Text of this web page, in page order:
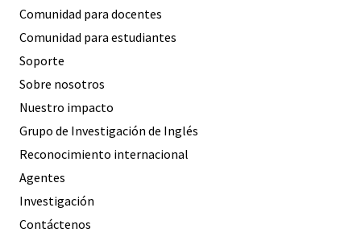
Comunidad para docentes
Comunidad para estudiantes
Soporte
Sobre nosotros
Nuestro impacto
Grupo de Investigación de Inglés
Reconocimiento internacional
Agentes
Investigación
Contáctenos